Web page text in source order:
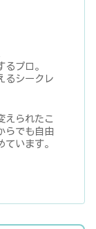
プロ。
るシークレ
えられたこ
らでも自由
います。